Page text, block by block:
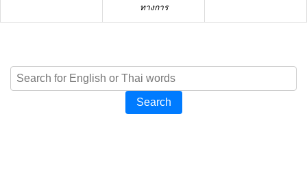
ทางการ
Search